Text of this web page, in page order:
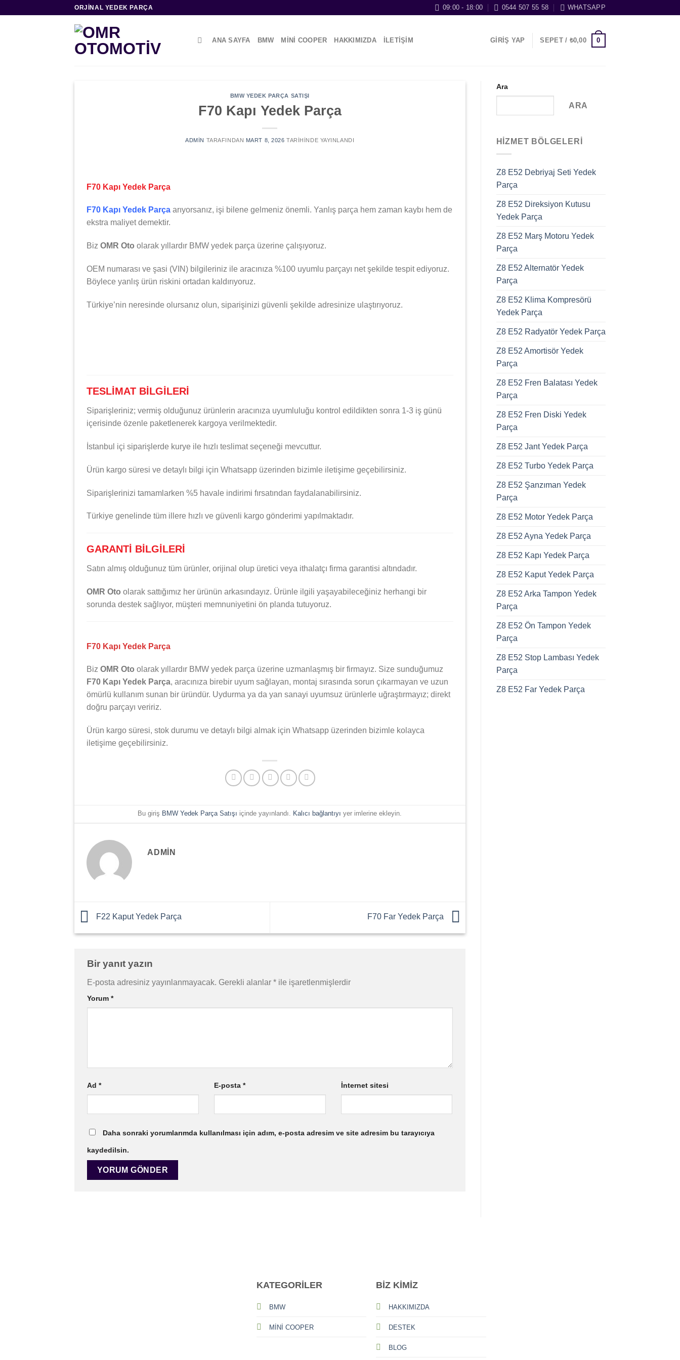
ORJINAL YEDEK PARÇA 09:00 - 18:00 0544 507 55 58 WHATSAPP
ANA SAYFA BMW MİNİ COOPER HAKKIMIZDA İLETİŞİM GIRIŞ YAP SEPET / ₺0,00 0
BMW YEDEK PARÇA SATIŞI
F70 Kapı Yedek Parça
ADMIN TARAFINDAN MART 8, 2026 TARIHINDE YAYINLANDI
F70 Kapı Yedek Parça
F70 Kapı Yedek Parça arıyorsanız, işi bilene gelmeniz önemli. Yanlış parça hem zaman kaybı hem de
ekstra maliyet demektir.
Biz OMR Oto olarak yıllardır BMW yedek parça üzerine çalışıyoruz.
OEM numarası ve şasi (VIN) bilgileriniz ile aracınıza %100 uyumlu parçayı net şekilde tespit ediyoruz.
Böylece yanlış ürün riskini ortadan kaldırıyoruz.
Türkiye’nin neresinde olursanız olun, siparişinizi güvenli şekilde adresinize ulaştırıyoruz.
TESLİMAT BİLGİLERİ
Siparişleriniz; vermiş olduğunuz ürünlerin aracınıza uyumluluğu kontrol edildikten sonra 1-3 iş günü
içerisinde özenle paketlenerek kargoya verilmektedir.
İstanbul içi siparişlerde kurye ile hızlı teslimat seçeneği mevcuttur.
Ürün kargo süresi ve detaylı bilgi için Whatsapp üzerinden bizimle iletişime geçebilirsiniz.
Siparişlerinizi tamamlarken %5 havale indirimi fırsatından faydalanabilirsiniz.
Türkiye genelinde tüm illere hızlı ve güvenli kargo gönderimi yapılmaktadır.
GARANTİ BİLGİLERİ
Satın almış olduğunuz tüm ürünler, orijinal olup üretici veya ithalatçı firma garantisi altındadır.
OMR Oto olarak sattığımız her ürünün arkasındayız. Ürünle ilgili yaşayabileceğiniz herhangi bir
sorunda destek sağlıyor, müşteri memnuniyetini ön planda tutuyoruz.
F70 Kapı Yedek Parça
Biz OMR Oto olarak yıllardır BMW yedek parça üzerine uzmanlaşmış bir firmayız. Size sunduğumuz
F70 Kapı Yedek Parça, aracınıza birebir uyum sağlayan, montaj sırasında sorun çıkarmayan ve uzun
ömürlü kullanım sunan bir üründür. Uydurma ya da yan sanayi uyumsuz ürünlerle uğraştırmayız; direkt
doğru parçayı veririz.
Ürün kargo süresi, stok durumu ve detaylı bilgi almak için Whatsapp üzerinden bizimle kolayca
iletişime geçebilirsiniz.
Bu giriş BMW Yedek Parça Satışı içinde yayınlandı. Kalıcı bağlantıyı yer imlerine ekleyin.
ADMIN
F22 Kaput Yedek Parça F70 Far Yedek Parça
Bir yanıt yazın
E-posta adresiniz yayınlanmayacak. Gerekli alanlar * ile işaretlenmişlerdir
Yorum *
Ad * E-posta * İnternet sitesi
Daha sonraki yorumlarımda kullanılması için adım, e-posta adresim ve site adresim bu tarayıcıya
kaydedilsin.
Ara
ARA
HIZMET BÖLGELERI
Z8 E52 Debriyaj Seti Yedek
Parça
Z8 E52 Direksiyon Kutusu
Yedek Parça
Z8 E52 Marş Motoru Yedek
Parça
Z8 E52 Alternatör Yedek
Parça
Z8 E52 Klima Kompresörü
Yedek Parça
Z8 E52 Radyatör Yedek Parça
Z8 E52 Amortisör Yedek
Parça
Z8 E52 Fren Balatası Yedek
Parça
Z8 E52 Fren Diski Yedek
Parça
Z8 E52 Jant Yedek Parça
Z8 E52 Turbo Yedek Parça
Z8 E52 Şanzıman Yedek
Parça
Z8 E52 Motor Yedek Parça
Z8 E52 Ayna Yedek Parça
Z8 E52 Kapı Yedek Parça
Z8 E52 Kaput Yedek Parça
Z8 E52 Arka Tampon Yedek
Parça
Z8 E52 Ön Tampon Yedek
Parça
Z8 E52 Stop Lambası Yedek
Parça
Z8 E52 Far Yedek Parça
KATEGORİLER
BMW
MİNİ COOPER
BİZ KİMİZ
HAKKIMIZDA
DESTEK
BLOG